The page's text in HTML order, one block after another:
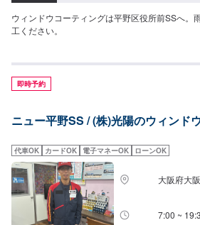
ウィンドウコーティングは平野区役所前SSへ。
工ください。
即時予約
ニュー平野SS / (株)光陽のウィンド
代車OK カードOK 電子マネーOK ローンOK
大阪府大
7:00 ~